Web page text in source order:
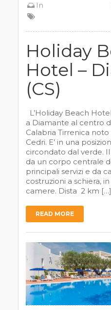
In
Holiday
Hotel –
(CS)
L’Holiday Beach
a Diamante al centro
Calabria Tirrenica
Cedri. E’ in una
circondato dal verde.
da un corpo centrale
principali servizi e da
costruzioni a schiera,
camere. Dista 2 km […]
READ MORE